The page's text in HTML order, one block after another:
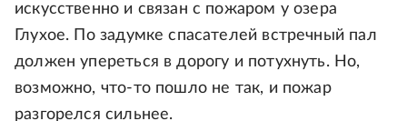
искусственно и связан с пожаром у озера
Глухое. По задумке спасателей встречный пал
должен упереться в дорогу и потухнуть. Но,
возможно, что-то пошло не так, и пожар
разгорелся сильнее.